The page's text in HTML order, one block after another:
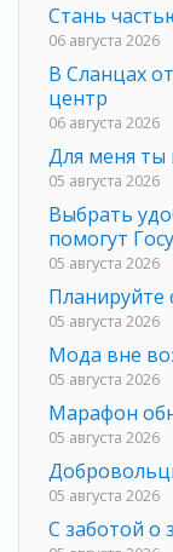
Стань
06 августа 2026
В Сланцах
центр
06 августа 2026
Для меня ты
05 августа 2026
Выбрать
помогут
05 августа 2026
Планируйте
05 августа 2026
Мода вне
05 августа 2026
Марафон
05 августа 2026
05 августа 2026
С заботой о